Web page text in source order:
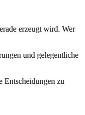
erzeugt wird. Wer
und gelegentliche
Entscheidungen zu